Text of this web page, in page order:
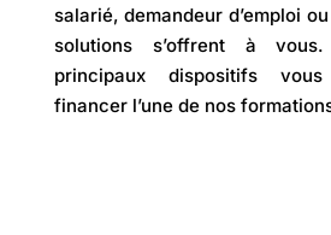
salarié, demandeur d’emploi
solutions s’offrent à
principaux dispositifs
financer l’une de nos